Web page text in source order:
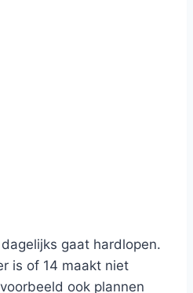
gaat hardlopen.
is of 14 maakt niet
ook plannen